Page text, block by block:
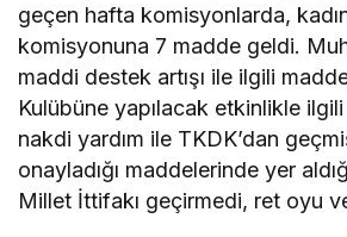
geçen hafta komisyonlarda,
komisyonuna 7 madde geldi.
maddi destek artışı ile ilgili
Kulübüne yapılacak etkinlikle
nakdi yardım ile TKDK’dan
onayladığı maddelerinde yer
Millet İttifakı geçirmedi, ret oyu